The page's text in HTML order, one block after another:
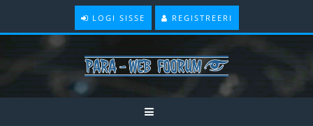
LOGI SISSE REGISTREERI